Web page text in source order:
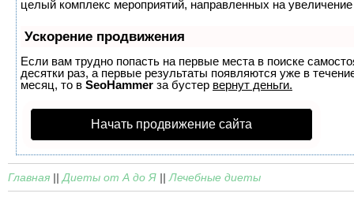
целый комплекс мероприятий, направленных на
Ускорение продвижения
Если вам трудно попасть на первые места в поиске
десятки раз, а первые результаты появляются уже в
месяц, то в SeoHammer за бустер вернут деньги.
Начать продвижение сайта
Главная || Диеты от А до Я || Лечебные диеты